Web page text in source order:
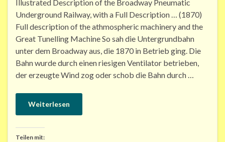
Illustrated Description of the Broadway Pneumatic
Underground Railway, with a Full Description … (1870)
Full description of the athmospheric machinery and the
Great Tunelling Machine So sah die Untergrundbahn
unter dem Broadway aus, die 1870 in Betrieb ging. Die
Bahn wurde durch einen riesigen Ventilator betrieben,
der erzeugte Wind zog oder schob die Bahn durch …
Weiterlesen
Teilen mit: